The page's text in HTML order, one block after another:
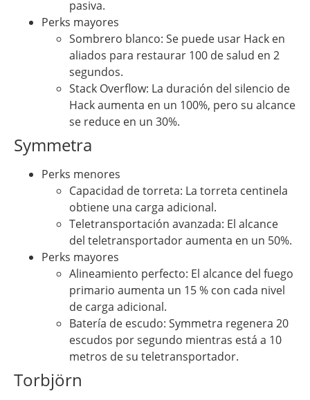
pasiva.
Perks mayores
Sombrero blanco: Se puede usar Hack en
aliados para restaurar 100 de salud en 2
segundos.
Stack Overflow: La duración del silencio de
Hack aumenta en un 100%, pero su alcance
se reduce en un 30%.
Symmetra
Perks menores
Capacidad de torreta: La torreta centinela
obtiene una carga adicional.
Teletransportación avanzada: El alcance
del teletransportador aumenta en un 50%.
Perks mayores
Alineamiento perfecto: El alcance del fuego
primario aumenta un 15 % con cada nivel
de carga adicional.
Batería de escudo: Symmetra regenera 20
escudos por segundo mientras está a 10
metros de su teletransportador.
Torbjörn